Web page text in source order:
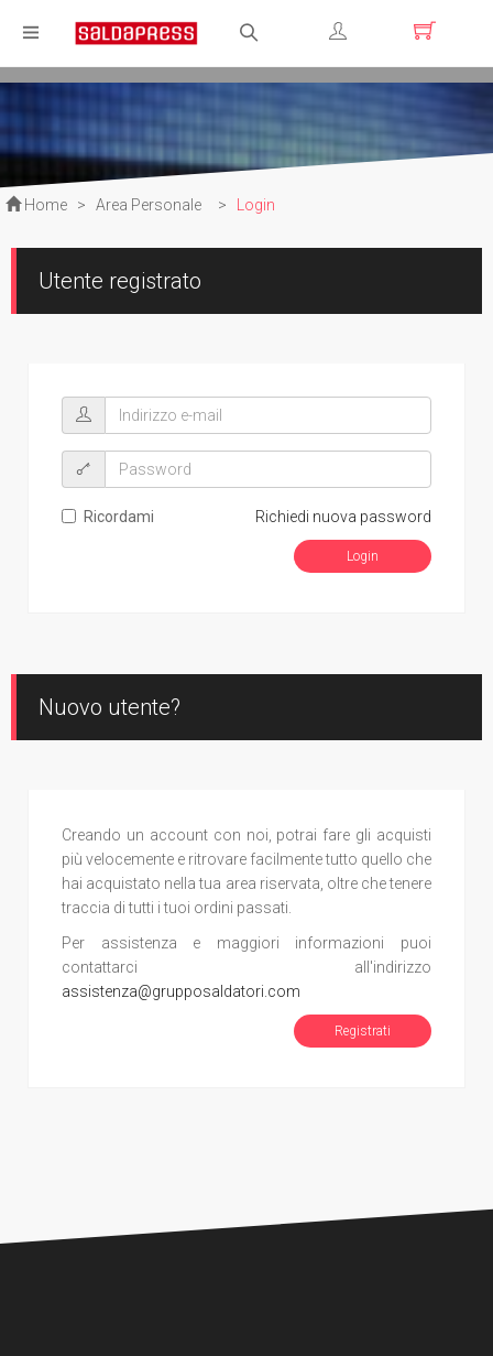
Registrati
Home > Area Personale > Login
Utente registrato
Richiedi nuova password
Ricordami
Nuovo utente?
Creando un account con noi, potrai fare gli acquisti
più velocemente e ritrovare facilmente tutto quello che
hai acquistato nella tua area riservata, oltre che tenere
traccia di tutti i tuoi ordini passati.
Per assistenza e maggiori informazioni puoi
contattarci all'indirizzo
assistenza@grupposaldatori.com
Registrati